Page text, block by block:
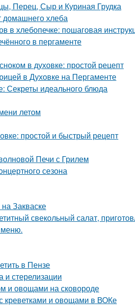
Перец, Сыр и Куриная Грудка
домашнего хлеба
в хлебопечке: пошаговая
в пергаменте
в духовке: простой рецепт
в Духовке на Пергаменте
Секреты идеального блюда
летом
простой и быстрый рецепт
Печи с Грилем
сезона
Закваске
свекольный салат,
меню.
в Пензе
и стерелизации
и овощами на сковороде
креветками и овощами в ВОКе